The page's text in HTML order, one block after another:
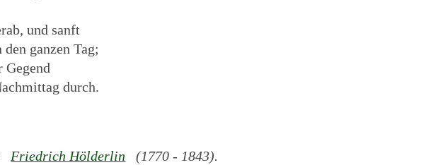
und sanft
ganzen Tag;
Gegend
durch.
Friedrich Hölderlin (1770 - 1843).